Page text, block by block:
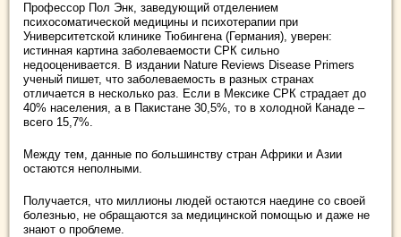
Профессор Пол Энк, заведующий отделением
психосоматической медицины и психотерапии при
Университетской клинике Тюбингена (Германия), уверен:
истинная картина заболеваемости СРК сильно
недооценивается. В издании Nature Reviews Disease Primers
ученый пишет, что заболеваемость в разных странах
отличается в несколько раз. Если в Мексике СРК страдает до
40% населения, а в Пакистане 30,5%, то в холодной Канаде –
всего 15,7%.
Между тем, данные по большинству стран Африки и Азии
остаются неполными.
Получается, что миллионы людей остаются наедине со своей
болезнью, не обращаются за медицинской помощью и даже не
знают о проблеме.